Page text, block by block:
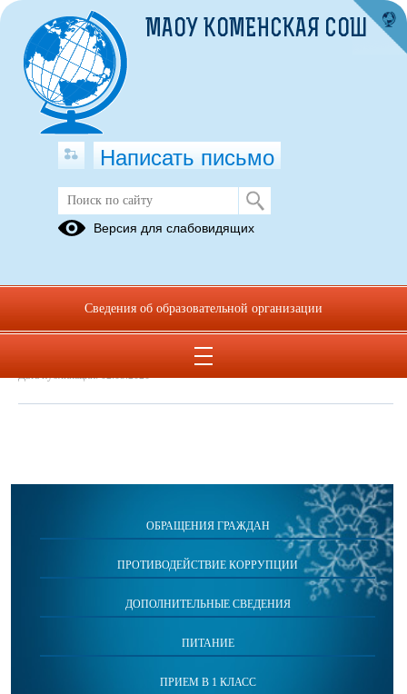
Выпуск № 8 (31). Апрель 2020
Дата создания: 02.05.2020
ОБРАЩЕНИЯ ГРАЖДАН
ПРОТИВОДЕЙСТВИЕ КОРРУПЦИИ
ДОПОЛНИТЕЛЬНЫЕ СВЕДЕНИЯ
ПИТАНИЕ
ПРИЕМ В 1 КЛАСС
МАОУ КОМЕНСКАЯ СОШ
Написать письмо
Версия для слабовидящих
Сведения об образовательной организации